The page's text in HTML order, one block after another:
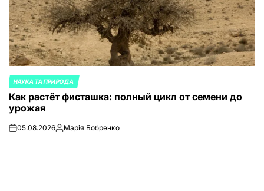
ОПУБЛИКОВАНО
В
НАУКА ТА ПРИРОДА
Как растёт фисташка: полный цикл от семени до
урожая
on05.08.2026Запись
Марія Бобренко